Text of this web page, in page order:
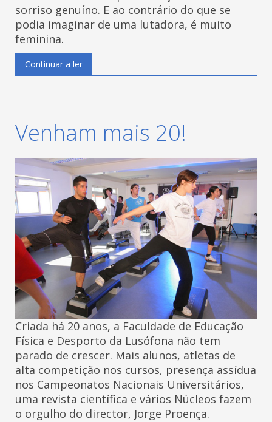
sorriso genuíno. E ao contrário do que se
podia imaginar de uma lutadora, é muito
feminina.
Continuar a ler
Venham mais 20!
Criada há 20 anos, a Faculdade de Educação
Física e Desporto da Lusófona não tem
parado de crescer. Mais alunos, atletas de
alta competição nos cursos, presença assídua
nos Campeonatos Nacionais Universitários,
uma revista científica e vários Núcleos fazem
o orgulho do director, Jorge Proença.